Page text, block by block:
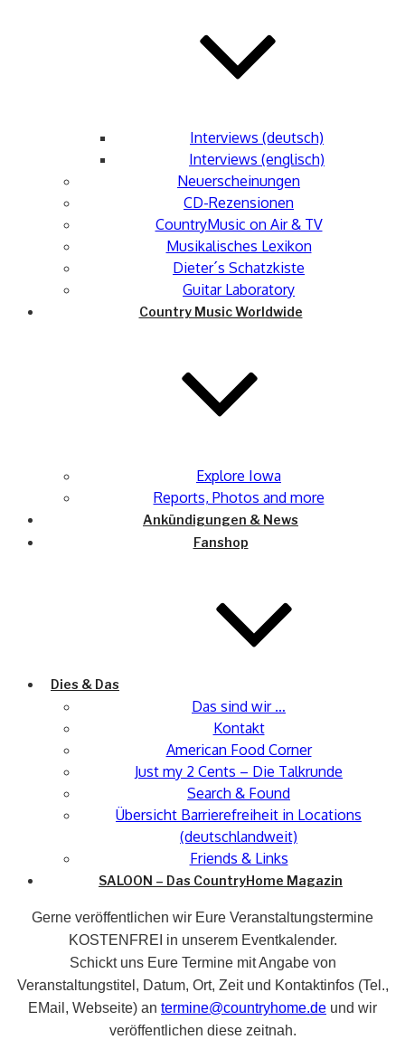
Interviews (deutsch)
Interviews (englisch)
Neuerscheinungen
CD-Rezensionen
CountryMusic on Air & TV
Musikalisches Lexikon
Dieter´s Schatzkiste
Guitar Laboratory
Country Music Worldwide
Explore Iowa
Reports, Photos and more
Ankündigungen & News
Fanshop
Dies & Das
Das sind wir …
Kontakt
American Food Corner
Just my 2 Cents – Die Talkrunde
Search & Found
Übersicht Barrierefreiheit in Locations
(deutschlandweit)
Friends & Links
SALOON – Das CountryHome Magazin
Gerne veröffentlichen wir Eure Veranstaltungstermine
KOSTENFREI in unserem Eventkalender.
Schickt uns Eure Termine mit Angabe von
Veranstaltungstitel, Datum, Ort, Zeit und Kontaktinfos (Tel.,
EMail, Webseite) an termine@countryhome.de und wir
veröffentlichen diese zeitnah.